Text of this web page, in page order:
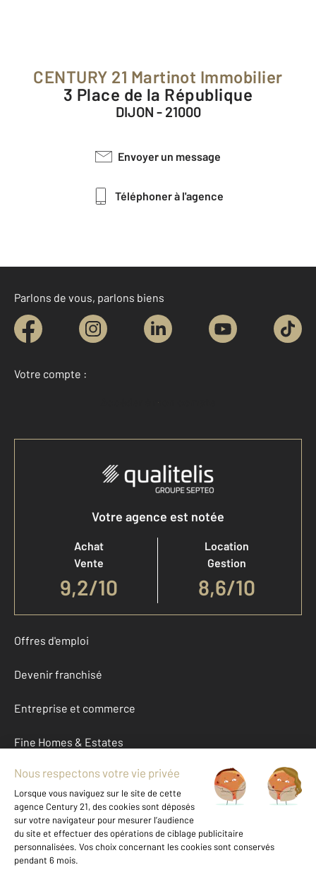
CENTURY 21 Martinot Immobilier
3 Place de la République
DIJON - 21000
Envoyer un message
Téléphoner à l'agence
Parlons de vous, parlons biens
Votre compte :
Accéder à mon compte
Votre agence est notée
Achat
Vente
9,2/10
Location
Gestion
8,6/10
Offres d'emploi
Devenir franchisé
Entreprise et commerce
Fine Homes & Estates
À propos
International
Nous contacter